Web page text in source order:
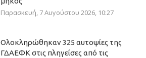
Παρασκευή, 7 Αυγούστου 2026, 10:27
Ολοκληρώθηκαν 325 αυτοψίες της
ΓΔΑΕΦΚ στις πληγείσες από τις